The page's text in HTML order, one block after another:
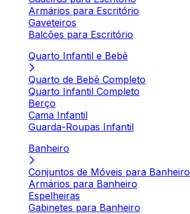
Armários para Escritório
Gaveteiros
Balcões para Escritório
Quarto Infantil e Bebê
Quarto de Bebê Completo
Quarto Infantil Completo
Berço
Cama Infantil
Guarda-Roupas Infantil
Banheiro
Conjuntos de Móveis para Banheiro
Armários para Banheiro
Espelheiras
Gabinetes para Banheiro